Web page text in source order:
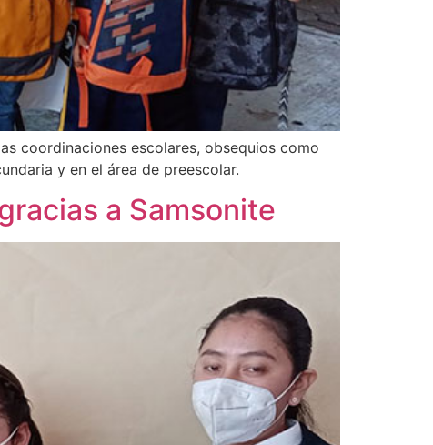
coordinaciones escolares, obsequios como
y en el área de preescolar.
a Samsonite